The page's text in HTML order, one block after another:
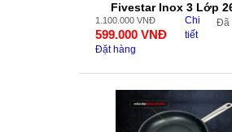
Fivestar Inox 3 Lớp
1.100.000 VNĐ
599.000 VNĐ
Đã
Chi
tiết
Đặt hàng